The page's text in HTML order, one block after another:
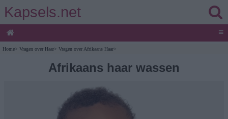
Kapsels.net
≡
Home> Vragen over Haar> Vragen over Afrikaans Haar>
Afrikaans haar wassen